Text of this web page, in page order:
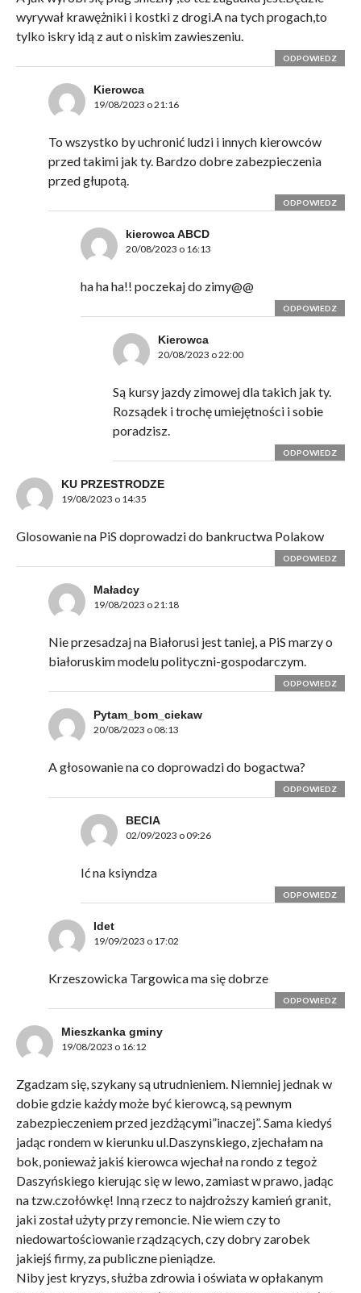
wyrywał krawężniki i kostki z drogi.A na tych progach,to
tylko iskry idą z aut o niskim zawieszeniu.
ODPOWIEDZ
Kierowca
19/08/2023 o 21:16
To wszystko by uchronić ludzi i innych kierowców
przed takimi jak ty. Bardzo dobre zabezpieczenia
przed głupotą.
ODPOWIEDZ
kierowca ABCD
20/08/2023 o 16:13
ha ha ha!! poczekaj do zimy@@
ODPOWIEDZ
Kierowca
20/08/2023 o 22:00
Są kursy jazdy zimowej dla takich jak ty.
Rozsądek i trochę umiejętności i sobie
poradzisz.
ODPOWIEDZ
KU PRZESTRODZE
19/08/2023 o 14:35
Glosowanie na PiS doprowadzi do bankructwa Polakow
ODPOWIEDZ
Maładcy
19/08/2023 o 21:18
Nie przesadzaj na Białorusi jest taniej, a PiS marzy o
białoruskim modelu polityczni-gospodarczym.
ODPOWIEDZ
Pytam_bom_ciekaw
20/08/2023 o 08:13
A głosowanie na co doprowadzi do bogactwa?
ODPOWIEDZ
BECIA
02/09/2023 o 09:26
Ić na ksiyndza
ODPOWIEDZ
Idet
19/09/2023 o 17:02
Krzeszowicka Targowica ma się dobrze
ODPOWIEDZ
Mieszkanka gminy
19/08/2023 o 16:12
Zgadzam się, szykany są utrudnieniem. Niemniej jednak w
dobie gdzie każdy może być kierowcą, są pewnym
zabezpieczeniem przed jezdżącymi”inaczej”. Sama kiedyś
jadąc rondem w kierunku ul.Daszynskiego, zjechałam na
bok, ponieważ jakiś kierowca wjechał na rondo z tegoż
Daszyńskiego kierując się w lewo, zamiast w prawo, jadąc
na tzw.czołówkę! Inną rzecz to najdroższy kamień granit,
jaki został użyty przy remoncie. Nie wiem czy to
niedowartościowanie rządzących, czy dobry zarobek
jakiejś firmy, za publiczne pieniądze.
Niby jest kryzys, służba zdrowia i oświata w opłakanym